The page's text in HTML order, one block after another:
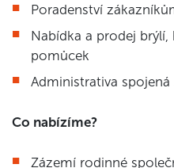
Poradenství
Nabídka a prodej
pomůcek
Administrativa
Co nabízíme?
Zázemí rodinné